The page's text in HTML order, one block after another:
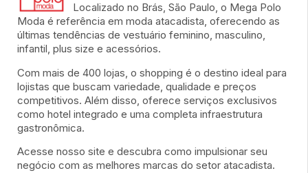
Localizado no Brás, São Paulo, o Mega Polo
Moda é referência em moda atacadista, oferecendo as
últimas tendências de vestuário feminino, masculino,
infantil, plus size e acessórios.
Com mais de 400 lojas, o shopping é o destino ideal para
lojistas que buscam variedade, qualidade e preços
competitivos. Além disso, oferece serviços exclusivos
como hotel integrado e uma completa infraestrutura
gastronômica.
Acesse nosso site e descubra como impulsionar seu
negócio com as melhores marcas do setor atacadista.